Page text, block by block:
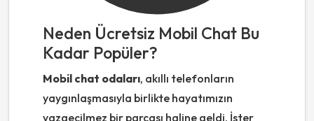
Neden Ücretsiz Mobil Chat Bu
Kadar Popüler?
Mobil chat odaları, akıllı telefonların
yaygınlaşmasıyla birlikte hayatımızın
vazgeçilmez bir parçası haline geldi. İster